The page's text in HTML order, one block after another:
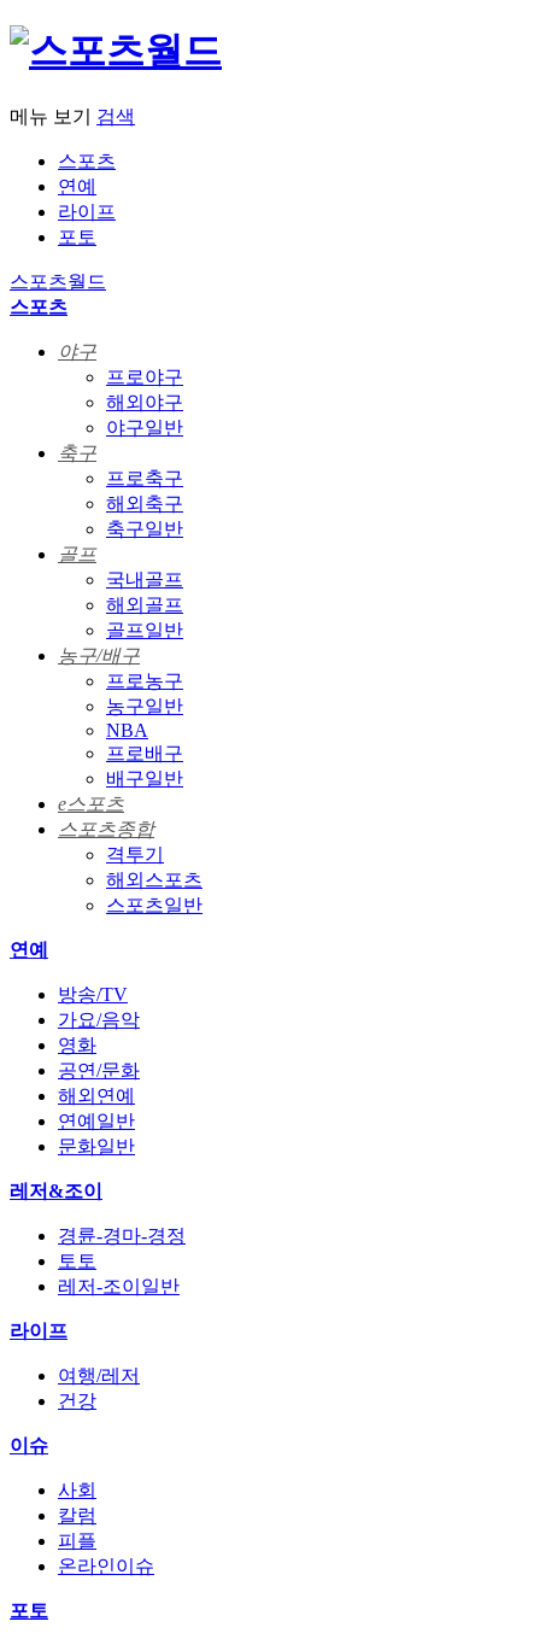
메뉴 보기 검색
스포츠
연예
라이프
포토
스포츠월드
스포츠
야구
프로야구
해외야구
야구일반
축구
프로축구
해외축구
축구일반
골프
국내골프
해외골프
골프일반
농구/배구
프로농구
농구일반
NBA
프로배구
배구일반
e스포츠
스포츠종합
격투기
해외스포츠
스포츠일반
연예
방송/TV
가요/음악
영화
공연/문화
해외연예
연예일반
문화일반
레저&조이
경륜-경마-경정
토토
레저-조이일반
라이프
여행/레저
건강
이슈
사회
칼럼
피플
온라인이슈
포토